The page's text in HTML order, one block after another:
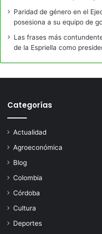
Paridad de género en el
posesiona a su equipo de
Las frases más
de la Espriella como
Categorías
Actualidad
Agroeconómica
Blog
Colombia
Córdoba
Cultura
Deportes